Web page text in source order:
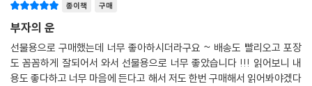
를 시험하는 게임’이기 때문이다. 이 게임에서 이기면, 그 사람에게는 성장
이라는 대가가 주어진다. 따라서 인생은 마치 복어 요리와도 같다. 복어에
는 인간에게 치명적인 독이 들어 있지만, 이를 잘 피해서 먹으면 그저 맛있
는 음식일 뿐이다. 좋은 일과 나쁜 일은 이처럼 늘 한 세트로 오기 때문에,
안 좋은 일이 닥칠 때도 이를 복어 요리처럼 받아들일 줄 아는 지혜가 필요
종이책 구매
부자의 운
선물용으로 구매했는데 너무 좋아하시더라구요 ~ 배송도 빨리오고 포장
도 꼼꼼하게 잘되어서 와서 선물용으로 너무 좋았습니다 !!! 읽어보니 내
용도 좋다하고 너무 마음에 든다고 해서 저도 한번 구매해서 읽어봐야겠다